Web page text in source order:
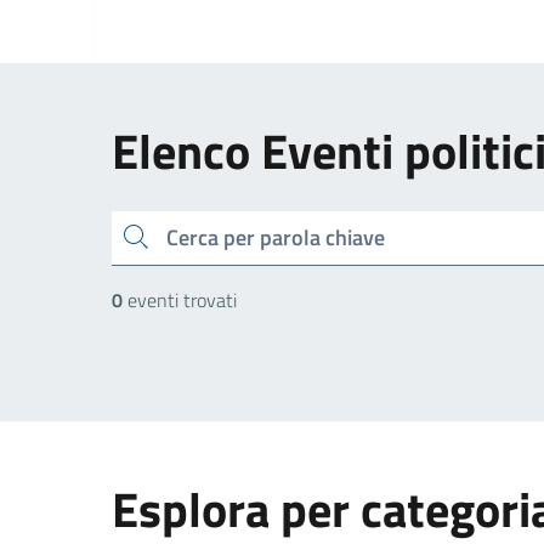
Elenco Eventi
cerca
0eventi trovati
Esplora per